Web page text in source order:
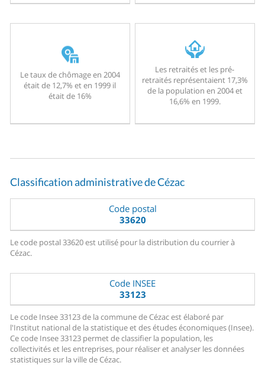
Le taux de chômage en 2004
était de 12,7% et en 1999 il
était de 16%
Les retraités et les pré-
retraités représentaient 17,3%
de la population en 2004 et
16,6% en 1999.
Classification administrative de Cézac
Code postal
33620
Le code postal 33620 est utilisé pour la distribution du courrier à
Cézac.
Code INSEE
33123
Le code Insee 33123 de la commune de Cézac est élaboré par
l'Institut national de la statistique et des études économiques (Insee).
Ce code Insee 33123 permet de classifier la population, les
collectivités et les entreprises, pour réaliser et analyser les données
statistiques sur la ville de Cézac.